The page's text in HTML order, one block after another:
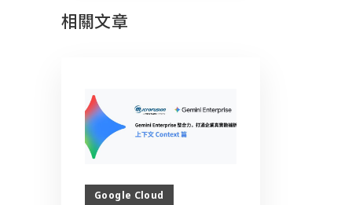
相關文章
Google Cloud